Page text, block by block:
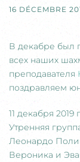
16 DÉCEMBRE
В декабре был
всех наших
преподавателя
поздравляем
11 декабря 2019 г.
Утренняя
Леонардо
Вероника и